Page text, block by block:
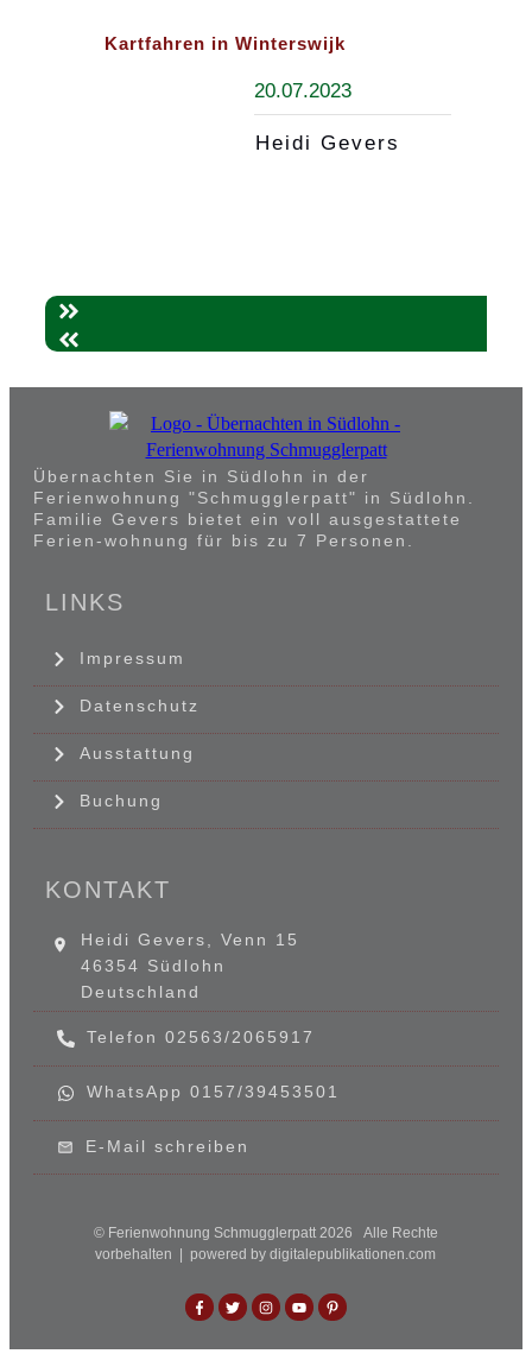
Kartfahren in Winterswijk
20.07.2023
Heidi Gevers
Übernachten Sie in Südlohn in der
Ferienwohnung "Schmugglerpatt" in Südlohn.
Familie Gevers bietet ein voll ausgestattete
Ferien-wohnung für bis zu 7 Personen.
LINKS
Impressum
Datenschutz
Ausstattung
Buchung
KONTAKT
Heidi Gevers, Venn 15
46354 Südlohn
Deutschland
Telefon 02563/2065917
WhatsApp 0157/39453501
E-Mail schreiben
© Ferienwohnung Schmugglerpatt 2026 Alle Rechte
vorbehalten | powered by digitalepublikationen.com